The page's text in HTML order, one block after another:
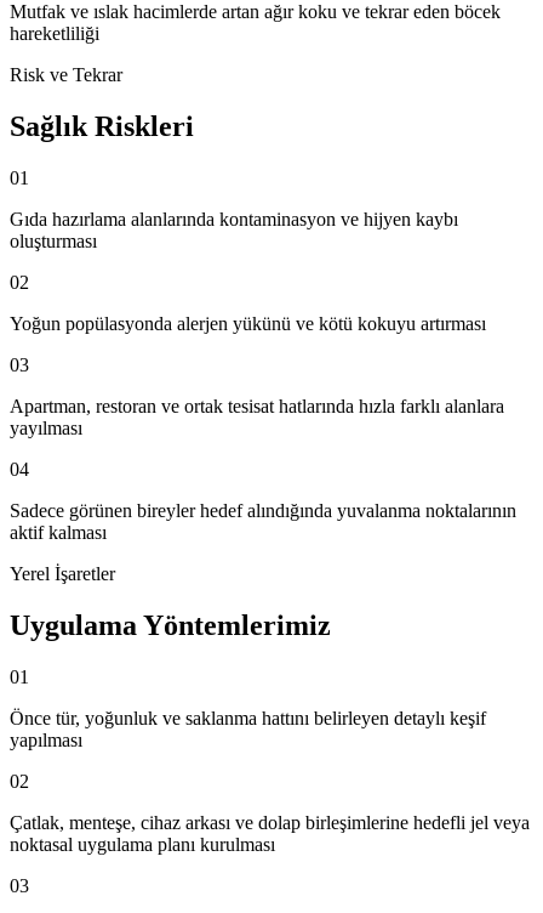
Mutfak ve ıslak hacimlerde artan ağır koku ve tekrar eden böcek
hareketliliği
Risk ve Tekrar
Sağlık Riskleri
01
Gıda hazırlama alanlarında kontaminasyon ve hijyen kaybı
oluşturması
02
Yoğun popülasyonda alerjen yükünü ve kötü kokuyu artırması
03
Apartman, restoran ve ortak tesisat hatlarında hızla farklı alanlara
yayılması
04
Sadece görünen bireyler hedef alındığında yuvalanma noktalarının
aktif kalması
Yerel İşaretler
Uygulama Yöntemlerimiz
01
Önce tür, yoğunluk ve saklanma hattını belirleyen detaylı keşif
yapılması
02
Çatlak, menteşe, cihaz arkası ve dolap birleşimlerine hedefli jel veya
noktasal uygulama planı kurulması
03